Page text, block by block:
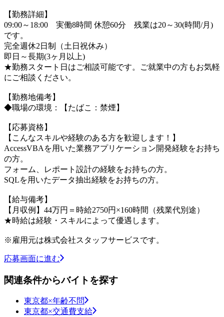
【勤務詳細】
09:00～18:00 実働8時間 休憩60分 残業は20～30(時間/月)
です。
完全週休2日制（土日祝休み）
即日～長期(3ヶ月以上)
★勤務スタート日はご相談可能です。ご就業中の方もお気軽
にご相談ください。
【勤務地備考】
◆職場の環境：【たばこ：禁煙】
【応募資格】
【こんなスキルや経験のある方を歓迎します！】
AccessVBAを用いた業務アプリケーション開発経験をお持ち
の方。
フォーム、レポート設計の経験をお持ちの方。
SQLを用いたデータ抽出経験をお持ちの方。
【給与備考】
【月収例】44万円＝時給2750円×160時間（残業代別途）
★時給は経験・スキルによって優遇します。
※雇用元は株式会社スタッフサービスです。
応募画面に進む
関連条件からバイトを探す
東京都×年齢不問
東京都×交通費支給